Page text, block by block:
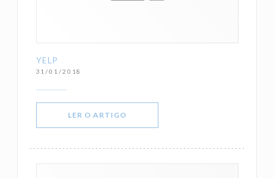
YELP
31/01/2018
LER O ARTIGO((ABRE NUMA NOVA JANELA))